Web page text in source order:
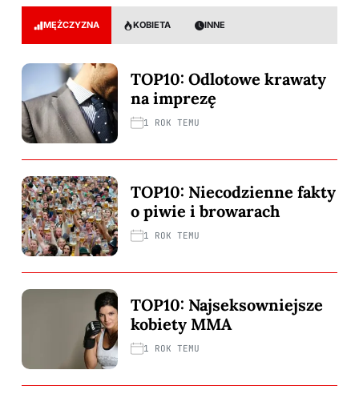
MĘŻCZYZNA KOBIETA INNE
TOP10: Odlotowe krawaty
na imprezę
1 ROK TEMU
TOP10: Niecodzienne fakty
o piwie i browarach
1 ROK TEMU
TOP10: Najseksowniejsze
kobiety MMA
1 ROK TEMU